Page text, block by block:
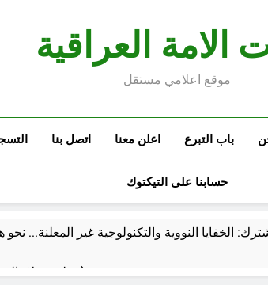
العراقية
موقع اعلامي مستقل
باب التبرع اعلن معنا اتصل بنا
حسابنا على التيكتوك
الخفايا النووية والتكنولوجية غير
خطب صلاة الجمعة (ح 26) (مفهوم أسماء الله الحسنى)